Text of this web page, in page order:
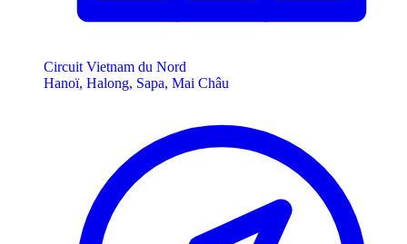
Circuit Vietnam du Nord
Hanoï, Halong, Sapa, Mai Châu